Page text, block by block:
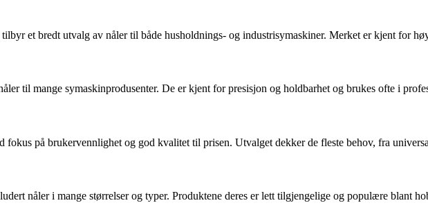
tilbyr et bredt utvalg av nåler til både husholdnings- og industrisymaskiner. Merket er kjent for
til mange symaskinprodusenter. De er kjent for presisjon og holdbarhet og brukes ofte i
fokus på brukervennlighet og god kvalitet til prisen. Utvalget dekker de fleste behov, fra
nåler i mange størrelser og typer. Produktene deres er lett tilgjengelige og populære blant